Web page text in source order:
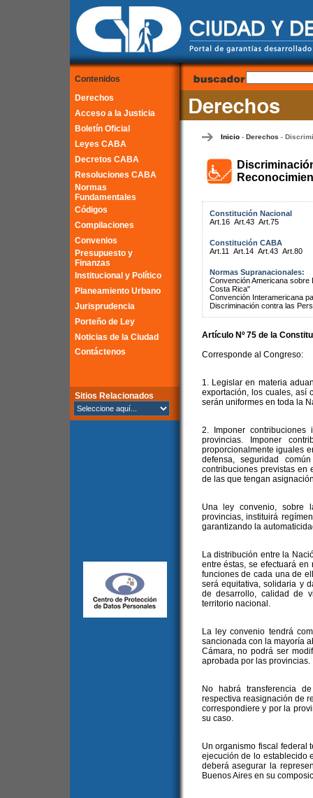
Contenidos
Derechos
Acceso a la Justicia
Boletín Oficial
Leyes CABA
Decretos CABA
Resoluciones CABA
Normas
Fundamentales
Códigos
Compilaciones
Convenios
Presupuesto y
Finanzas
Institucional y Político
Planeamiento Urbano
Jurisprudencia
Porteño de Ley
Noticias de la Ciudad
Contáctenos
Sitios Relacionados
Inicio- Derechos -
Constitución Nacional
Art.16 Art.43 Art.75
Constitución CABA
Art.11
Art.14 Art.43 Art.80
Normas Supranacionales:
Convención Americana
Costa Rica"
Convención Interamericana
Discriminación contra las
Artículo Nº 75 de la
Corresponde al Congreso:
1. Legislar en materia
exportación, los cuales, así
serán uniformes en toda la
2. Imponer contribuciones
provincias. Imponer
proporcionalmente iguales
defensa, seguridad
contribuciones previstas en
de las que tengan
Una ley convenio, sobre
provincias, instituirá
garantizando la
La distribución entre la
entre éstas, se efectuará
funciones de cada una de
será equitativa, solidaria y
de desarrollo, calidad de
territorio nacional.
La ley convenio tendrá
sancionada con la mayoría
Cámara, no podrá ser
aprobada por las provincias.
No habrá transferencia
respectiva reasignación de
correspondiere y por la
su caso.
Un organismo fiscal federal
ejecución de lo establecido
deberá asegurar la
Buenos Aires en su